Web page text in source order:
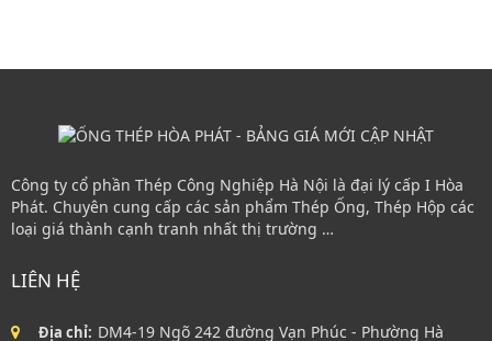
Công ty cổ phần Thép Công Nghiệp Hà Nội là đại lý cấp I Hòa
Phát. Chuyên cung cấp các sản phẩm Thép Ống, Thép Hộp các
loại giá thành cạnh tranh nhất thị trường …
LIÊN HỆ
Địa chỉ: DM4-19 Ngõ 242 đường Vạn Phúc - Phường Hà